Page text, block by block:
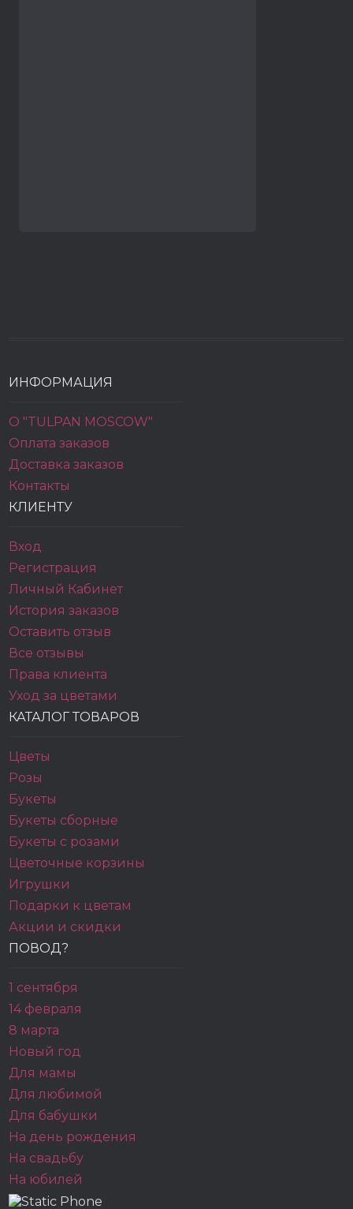
ИНФОРМАЦИЯ
О "TULPAN MOSCOW"
Оплата заказов
Доставка заказов
Контакты
КЛИЕНТУ
Вход
Регистрация
Личный Кабинет
История заказов
Оставить отзыв
Все отзывы
Права клиента
Уход за цветами
КАТАЛОГ ТОВАРОВ
Цветы
Розы
Букеты
Букеты сборные
Букеты с розами
Цветочные корзины
Игрушки
Подарки к цветам
Акции и скидки
ПОВОД?
1 сентября
14 февраля
8 марта
Новый год
Для мамы
Для любимой
Для бабушки
На день рождения
На свадьбу
На юбилей